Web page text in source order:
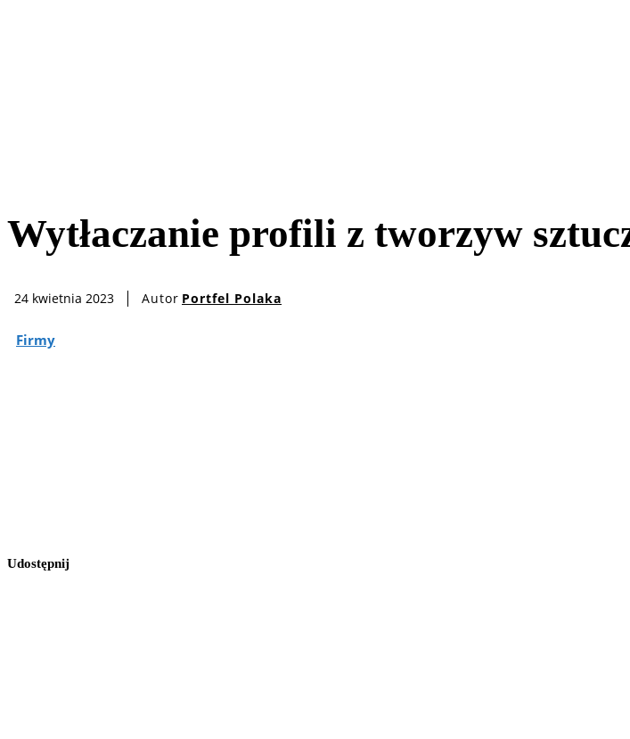
Wytłaczanie profili z tworzyw
24 kwietnia 2023 Autor Portfel Polaka
Firmy
Udostępnij